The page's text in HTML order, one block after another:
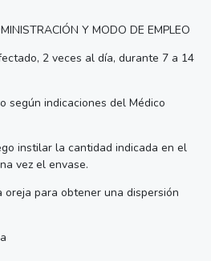
Y MODO DE EMPLEO
2 veces al día, durante 7 a 14
según indicaciones del Médico
instilar la cantidad indicada en el
vez el envase.
oreja para obtener una dispersión